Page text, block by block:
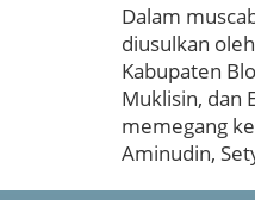
Dalam
diusulkan
Kabupaten
Muklisin, dan
memegang
Aminudin,